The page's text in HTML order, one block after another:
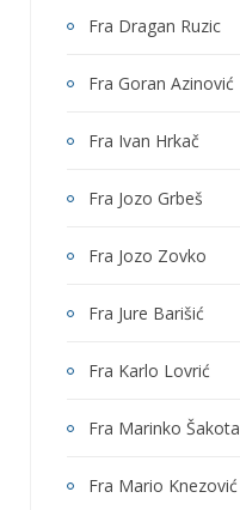
Fra Dragan Ruzic
Fra Goran Azinović
Fra Ivan Hrkač
Fra Jozo Grbeš
Fra Jozo Zovko
Fra Jure Barišić
Fra Karlo Lovrić
Fra Marinko Šakota
Fra Mario Knezović